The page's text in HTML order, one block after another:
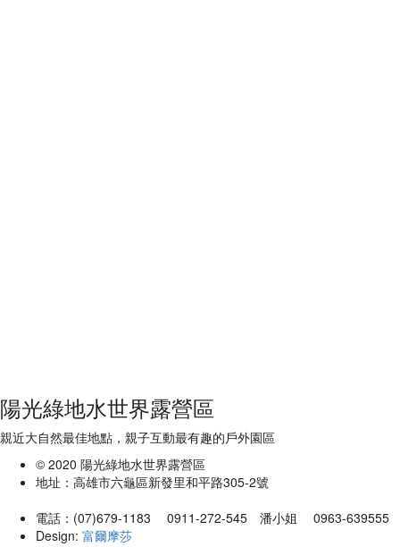
陽光綠地水世界露營區
親近大自然最佳地點，親子互動最有趣的戶外園區
© 2020 陽光綠地水世界露營區
地址：高雄市六龜區新發里和平路305-2號
電話：(07)679-1183 0911-272-545 潘小姐 0963-639555
Design: 富爾摩莎